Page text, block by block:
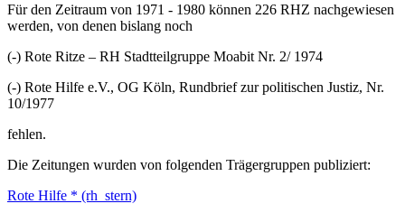
Für den Zeitraum von 1971 - 1980 können 226 RHZ nachgewiesen
werden, von denen bislang noch
(-) Rote Ritze – RH Stadtteilgruppe Moabit Nr. 2/ 1974
(-) Rote Hilfe e.V., OG Köln, Rundbrief zur politischen Justiz, Nr.
10/1977
fehlen.
Die Zeitungen wurden von folgenden Trägergruppen publiziert:
Rote Hilfe * (rh_stern)